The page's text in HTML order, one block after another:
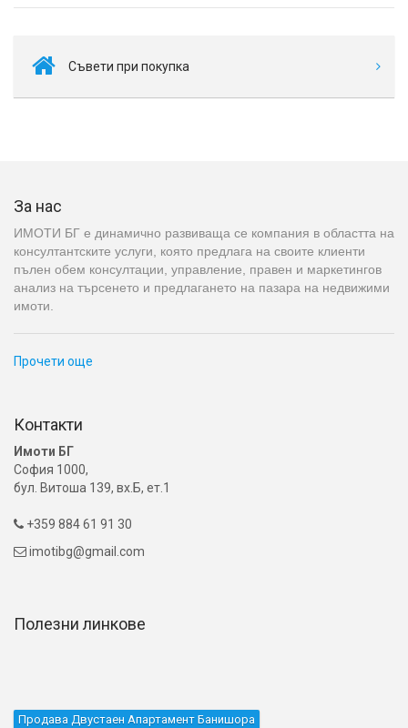
Съвети при покупка
За нас
ИМОТИ БГ е динамично развиваща се компания в областта на
консултантските услуги, която предлага на своите клиенти
пълен обем консултации, управление, правен и маркетингов
анализ на търсенето и предлагането на пазара на недвижими
имоти.
Прочети още
Контакти
Имоти БГ
София 1000,
бул. Витоша 139, вх.Б, ет.1
 +359 884 61 91 30
 imotibg@gmail.com
Полезни линкове
Продава Двустаен Апартамент Банишора